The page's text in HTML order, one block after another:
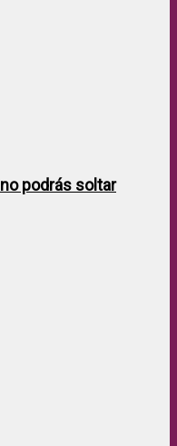
podrás soltar